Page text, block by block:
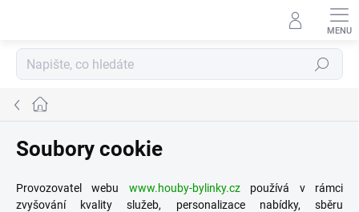
Hledat
Domů
Soubory cookie
Provozovatel webu www.houby-bylinky.czpoužívá v rámci
zvyšování kvality služeb, personalizace nabídky, sběru